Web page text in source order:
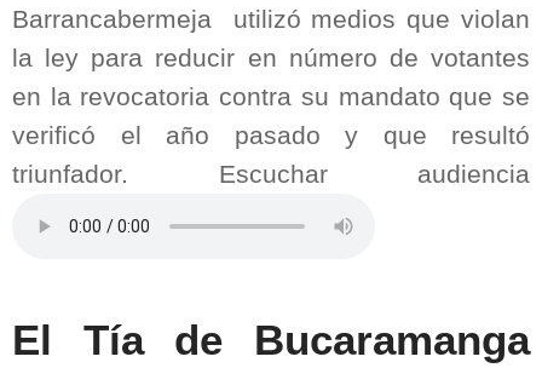
Barrancabermeja utilizó medios que violan
la ley para reducir en número de votantes
en la revocatoria contra su mandato que se
verificó el año pasado y que resultó
triunfador. Escuchar audiencia
El Tía de Bucaramanga